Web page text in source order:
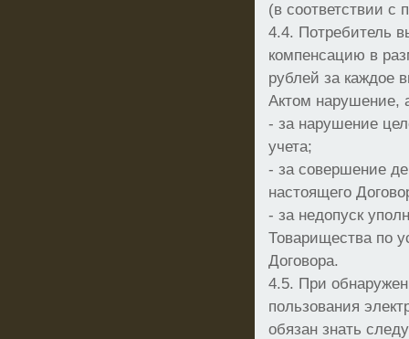
(в соответствии с
4.4. Потребитель
компенсацию в
рублей за каждое
Актом нарушение,
- за нарушение
учета;
- за совершение
настоящего
- за недопуск
Товарищества по
Договора.
4.5. При
пользования
обязан знать